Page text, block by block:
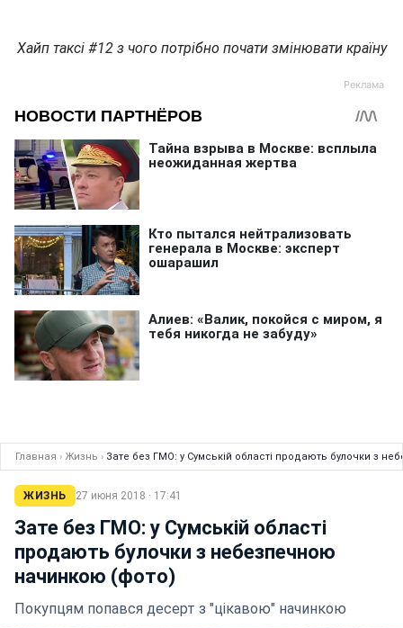
Хайп таксі #12 з чого потрібно почати змінювати країну
Главная › Жизнь › Зате без ГМО: у Сумській області продають булочки з
ЖИЗНЬ 27 июня 2018 · 17:41
Зате без ГМО: у Сумській області
продають булочки з небезпечною
начинкою (фото)
Покупцям попався десерт з "цікавою" начинкою